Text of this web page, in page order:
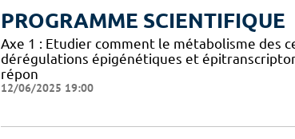
PROGRAMME SCIENTIFIQUE
Axe 1 : Etudier comment le métabolisme des
dérégulations épigénétiques et
répon
12/06/2025 19:00